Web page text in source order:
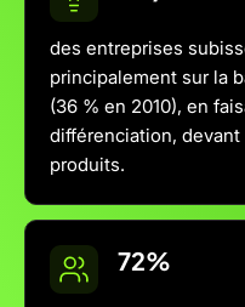
des entreprises
principalement sur la
(36 % en 2010), en
différenciation,
produits.
72%